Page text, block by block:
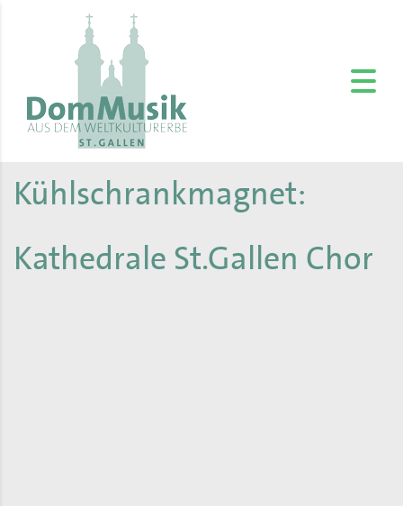
Kühlschrankmagnet:
Kathedrale St.Gallen Chor